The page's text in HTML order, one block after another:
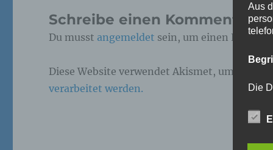
Schreibe einen Kommentar
Du musst angemeldet sein, um einen
Diese Website verwendet Akismet, um Spam
verarbeitet werden.
Aus
Die
dies